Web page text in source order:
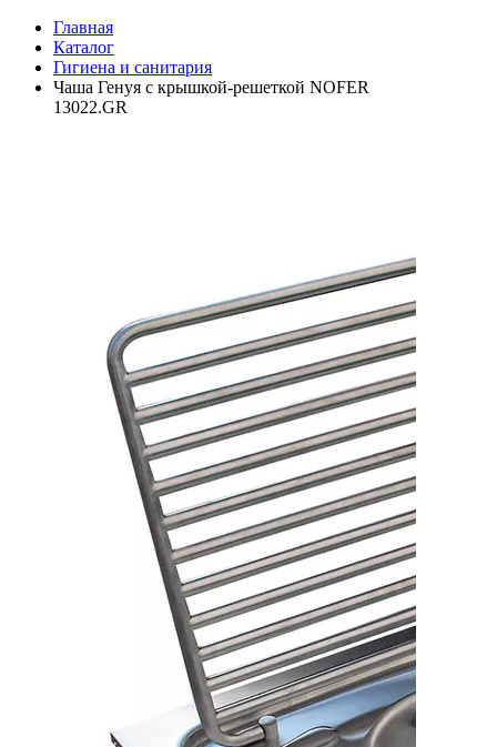
Главная
Каталог
Гигиена и санитария
Чаша Генуя с крышкой-решеткой NOFER
13022.GR